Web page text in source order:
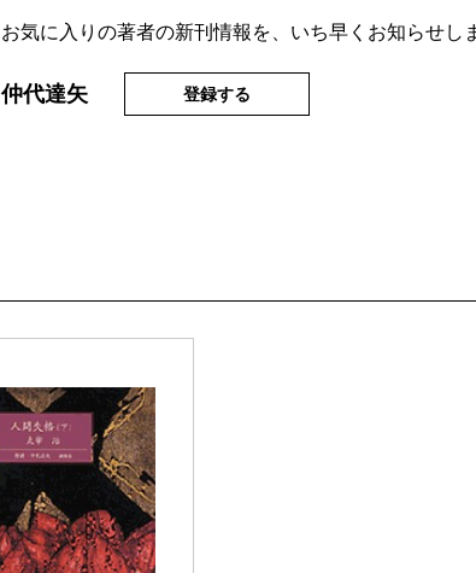
お気に入りの著者の新刊情報を、いち早くお知らせし
仲代達矢 登録する